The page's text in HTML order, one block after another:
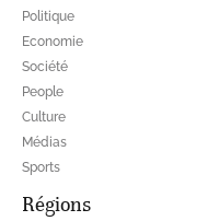
Politique
Economie
Société
People
Culture
Médias
Sports
Régions